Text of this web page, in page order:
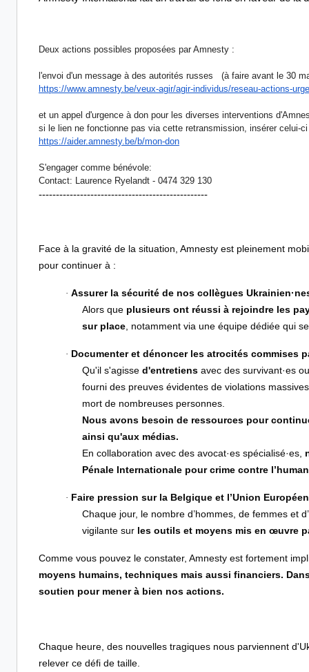
Deux actions possibles proposées par Amnesty :
l'envoi d'un message à des autorités russes (à faire avant le 30
https://www.amnesty.be/veux-agir/agir-individus/reseau-actions-
et un appel d'urgence à don pour les diverses interventions
si le lien ne fonctionne pas via cette retransmission, insérer celui-ci
https://aider.amnesty.be/b/mon-don
S'engager comme bénévole:
Contact: Laurence Ryelandt - 0474 329 130
-------------------------------------------------
Face à la gravité de la situation, Amnesty est pleinement
pour continuer à :
· Assurer la sécurité de nos collègues
Alors que plusieurs ont réussi à rejoindre les
sur place , notamment via une équipe dédiée qui
· Documenter et dénoncer les atrocités commises
Qu'il s'agisse d'entretiens avec des survivant·es
fourni des preuves évidentes de violations
mort de nombreuses personnes.
Nous avons besoin de ressources pour
ainsi qu'aux médias.
En collaboration avec des avocat·es spécialisé·es,
Pénale Internationale pour crime contre
· Faire pression sur la Belgique et l’Union
Chaque jour, le nombre d’hommes, de femmes et
vigilante sur les outils et moyens mis en œuvre
Comme vous pouvez le constater, Amnesty est fortement
moyens humains, techniques mais aussi financiers.
soutien pour mener à bien nos actions.
Chaque heure, des nouvelles tragiques nous parviennent
relever ce défi de taille.